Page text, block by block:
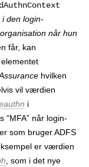
i den login­
når hun
får, kan
hvilken
vil værdien
i
“MFA” når login­
som bruger ADFS
er værdien
, som i det nye